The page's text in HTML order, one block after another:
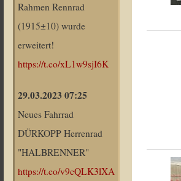
Rahmen Rennrad
(1915±10) wurde
erweitert!
https://t.co/xL1w9sjI6K
29.03.2023 07:25
Neues Fahrrad
DÜRKOPP Herrenrad
"HALBRENNER"
https://t.co/v9cQLK3lXA